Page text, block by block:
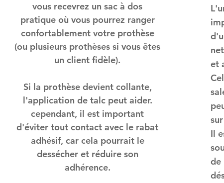
vous recevrez un sac à dos
pratique où vous pourrez ranger
confortablement votre prothèse
(ou plusieurs prothèses si vous êtes
un client fidèle).
Si la prothèse devient collante,
l'application de talc peut aider.
cependant, il est important
d'éviter tout contact avec le rabat
adhésif, car cela pourrait le
dessécher et réduire son
adhérence.
et
Il
de